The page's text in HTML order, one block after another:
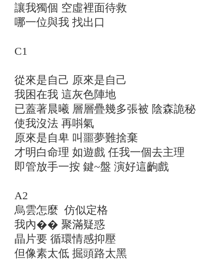
讓我獨個 空虛裡面待救
哪一位與我 找出口
C1
從來是自己 原來是自己
我困在我 這灰色陣地
已蓋著晨曦 層層疊幾多張被 陰森詭秘
使我沒法 再唞氣
原來是自卑 叫噩夢難捨棄
才明白命理 如遊戲 任我一個去主理
即管放手一按 鍵~盤 演好這齣戲
A2
烏雲怎麼 仿似定格
我內�� 聚滿疑惑
晶片要 循環情感抑壓
但像素太低 掘頭路太黑